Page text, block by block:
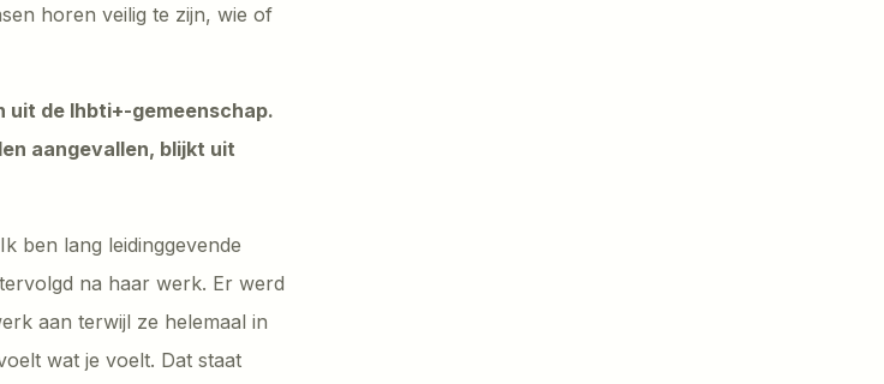
horen veilig te zijn, wie of
uit de lhbti+-gemeenschap.
aangevallen, blijkt uit
ben lang leidinggevende
na haar werk. Er werd
aan terwijl ze helemaal in
wat je voelt. Dat staat